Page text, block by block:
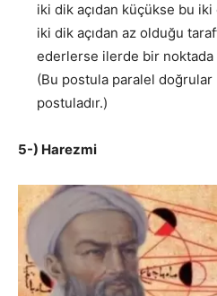
iki dik açıdan küçükse bu iki
iki dik açıdan az olduğu
ederlerse ilerde bir
(Bu postula paralel
postuladır.)
5-) Harezmi